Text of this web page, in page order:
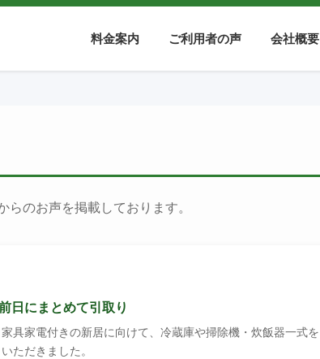
料金案内 ご利用者の声 会社概要
のお声を掲載しております。
日にまとめて引取り
具家電付きの新居に向けて、冷蔵庫や掃除機・炊飯器一式を
ただきました。